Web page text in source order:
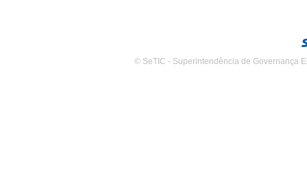
© SeTIC - Superintendência de Governança